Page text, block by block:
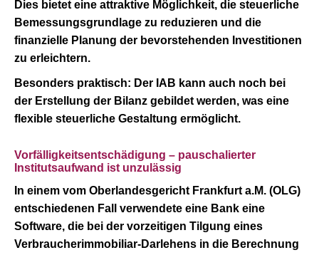
Dies bietet eine attraktive Möglichkeit, die steuerliche
Bemessungsgrundlage zu reduzieren und die
finanzielle Planung der bevorstehenden Investitionen
zu erleichtern.
Besonders praktisch: Der IAB kann auch noch bei
der Erstellung der Bilanz gebildet werden, was eine
flexible steuerliche Gestaltung ermöglicht.
Vorfälligkeitsentschädigung – pauschalierter
Institutsaufwand ist unzulässig
In einem vom Oberlandesgericht Frankfurt a.M. (OLG)
entschiedenen Fall verwendete eine Bank eine
Software, die bei der vorzeitigen Tilgung eines
Verbraucherimmobiliar-Darlehens in die Berechnung